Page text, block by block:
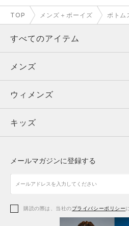
TOP メンズ＋ボーイズ ボトム
すべてのアイテム
メンズ
ウィメンズ
キッズ
アクセサリー
メンズ
トップス
ボトムス
アクセサリー
ウィメンズ
トップス
シューズ
アクセサリー
キッズ
シューズ
メールマガジンに登録する
購読の際は、当社のプライバシーポリシー